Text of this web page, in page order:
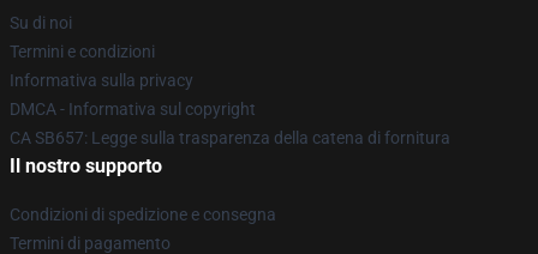
Su di noi
Termini e condizioni
Informativa sulla privacy
DMCA - Informativa sul copyright
CA SB657: Legge sulla trasparenza della catena di fornitura
Il nostro supporto
Condizioni di spedizione e consegna
Termini di pagamento